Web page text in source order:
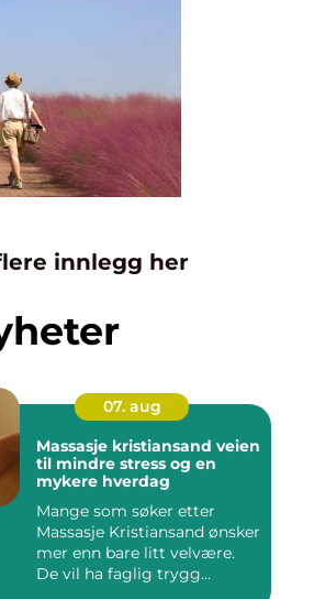
innlegg her
07. aug
Massasje kristiansand veien
til mindre stress og en
mykere hverdag
Mange som søker etter
Massasje Kristiansand ønsker
mer enn bare litt velvære.
De vil ha faglig trygg...